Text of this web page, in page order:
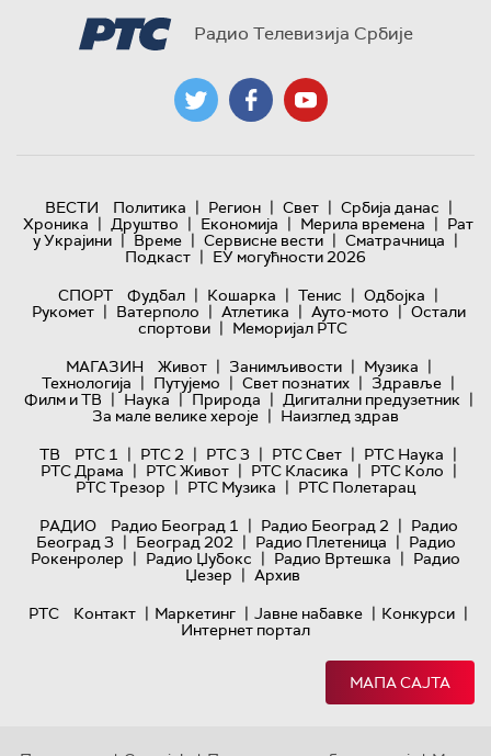
Радио Телевизија Србије
ВЕСТИ Политика | Регион | Свет | Србија данас |
Хроника | Друштво | Економија | Мерила времена | Рат
у Украјини | Време | Сервисне вести | Сматрачница |
Подкаст | ЕУ могућности 2026
СПОРТ
Фудбал | Кошарка | Тенис | Одбојка |
Рукомет | Ватерполо | Атлетика | Ауто-мото | Остали
спортови | Меморијал РТС
МАГАЗИН
Живот | Занимљивости | Музика |
Технологијa | Путујемо | Свет познатих | Здравље |
Филм и ТВ | Наука | Природа | Дигитални предузетник |
За мале велике хероје | Наизглед здрав
ТВ
РТС 1 | РТС 2 | РТС 3 | РТС Свет | РТС Наука |
РТС Драма | РТС Живот | РТС Класика | РТС Коло |
РТС Трезор | РТС Музика | РТС Полетарац
РАДИО
Радио Београд 1 | Радио Београд 2 | Радио
Београд 3 | Београд 202 | Радио Плетеница | Радио
Рокенролер | Радио Џубокс | Радио Вртешка | Радио
Џезер | Архив
РТС
Контакт | Маркетинг | Јавне набавке | Конкурси |
Интернет портал
МАПА САЈТА